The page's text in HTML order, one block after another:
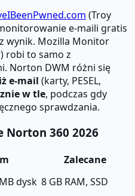
(Troy
e-maili gratis
wynik. Mozilla Monitor
robi to samo z
Norton DWM różni się
e-mail (karty, PESEL,
w tle, podczas gdy
sprawdzania.
Norton 360 2026
Zalecane
dysk 8 GB RAM, SSD